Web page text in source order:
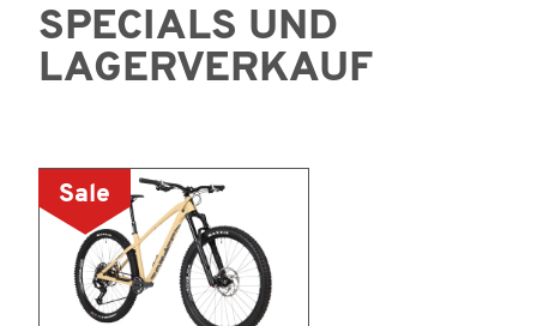
SPECIALS UND
LAGERVERKAUF
Sale